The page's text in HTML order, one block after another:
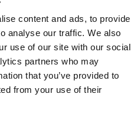
content and ads, to provide
analyse our traffic. We also
use of our site with our social
partners who may
that you’ve provided to
from your use of their
l'indirizzo del tuo progetto